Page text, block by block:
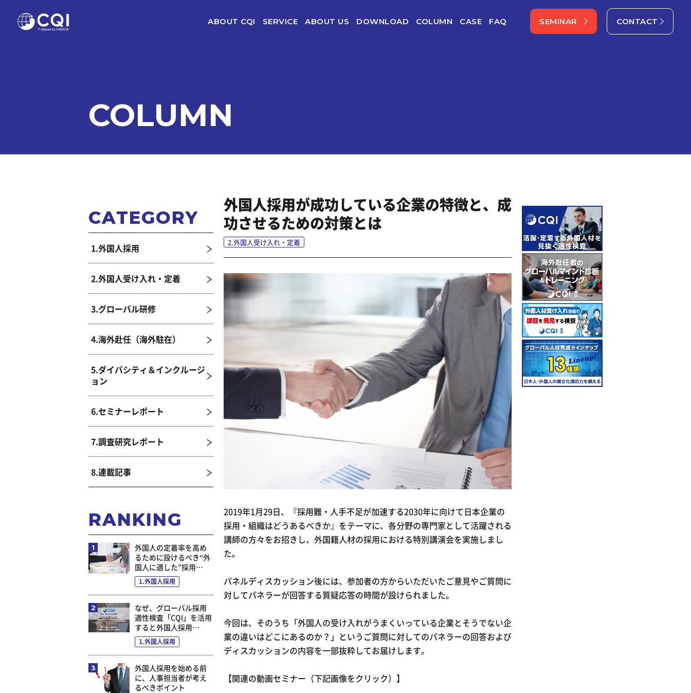
ABOUT CQI SERVICE ABOUT US DOWNLOAD COLUMN CASE FAQ SEMINAR CONTACT
COLUMN
CATEGORY
1.外国人採用
2.外国人受け入れ・定着
3.グローバル研修
4.海外赴任（海外駐在）
5.ダイバシティ＆インクルージ
ョン
6.セミナーレポート
7.調査研究レポート
8.連載記事
RANKING
外国人の定着率を高め
るために設けるべき“外
国人に適した”採用…
1.外国人採用
なぜ、グローバル採用
適性検査「CQI」を活用
すると外国人採用…
1.外国人採用
外国人採用を始める前
に、人事担当者が考え
るべきポイント
外国人採用が成功している企業の特徴と、成
功させるための対策とは
2.外国人受け入れ・定着
2019年1月29日、『採用難・人手不足が加速する2030年に向けて日本企業の
採用・組織はどうあるべきか』をテーマに、各分野の専門家として活躍される
講師の方々をお招きし、外国籍人材の採用における特別講演会を実施しまし
た。
パネルディスカッション後には、参加者の方からいただいたご意見やご質問に
対してパネラーが回答する質疑応答の時間が設けられました。
今回は、そのうち「外国人の受け入れがうまくいっている企業とそうでない企
業の違いはどこにあるのか？」というご質問に対してのパネラーの回答および
ディスカッションの内容を一部抜粋してお届けします。
【関連の動画セミナー（下記画像をクリック）】